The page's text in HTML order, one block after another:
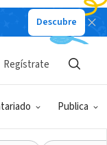
Descubre
Publica
Regístrate